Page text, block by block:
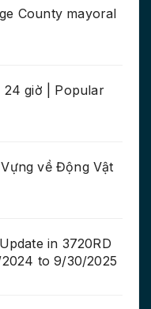
County mayoral
24 giờ | Popular
về Động Vật
in 3720RD
to 9/30/2025